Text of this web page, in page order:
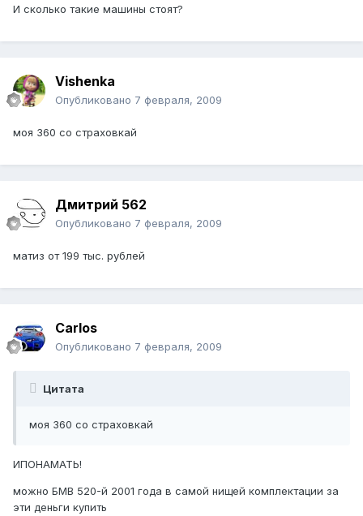
И сколько такие машины стоят?
Vishenka
Опубликовано 7 февраля, 2009
моя 360 со страховкай
Дмитрий 562
Опубликовано 7 февраля, 2009
матиз от 199 тыс. рублей
Carlos
Опубликовано 7 февраля, 2009
Цитата
моя 360 со страховкай
ИПОНАМАТЬ!
можно БМВ 520-й 2001 года в самой нищей комплектации за
эти деньги купить